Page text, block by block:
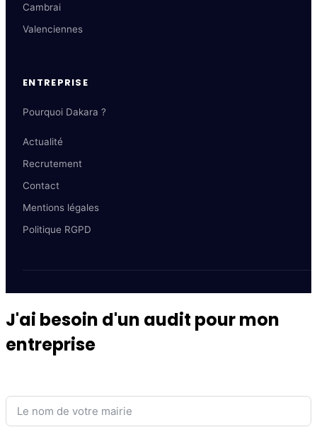
Cambrai
Valenciennes
ENTREPRISE
Pourquoi Dakara ?
Actualité
Recrutement
Contact
Mentions légales
Politique RGPD
J'ai besoin d'un audit pour mon
entreprise